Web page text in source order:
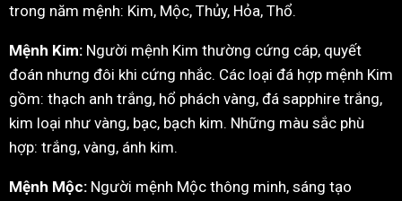
trong năm mệnh: Kim, Mộc, Thủy, Hỏa, Thổ.
Mệnh Kim: Người mệnh Kim thường cứng cáp, quyết
đoán nhưng đôi khi cứng nhắc. Các loại đá hợp mệnh Kim
gồm: thạch anh trắng, hổ phách vàng, đá sapphire trắng,
kim loại như vàng, bạc, bạch kim. Những màu sắc phù
hợp: trắng, vàng, ánh kim.
Mệnh Mộc: Người mệnh Mộc thông minh, sáng tạo